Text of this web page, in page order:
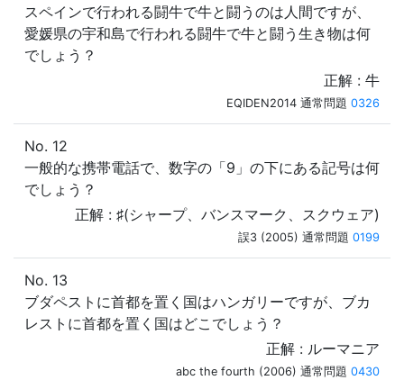
スペインで行われる闘牛で牛と闘うのは人間ですが、
愛媛県の宇和島で行われる闘牛で牛と闘う生き物は何
でしょう？
正解 : 牛
EQIDEN2014 通常問題 0326
No. 12
一般的な携帯電話で、数字の「9」の下にある記号は何
でしょう？
正解 : ♯(シャープ、バンスマーク、スクウェア)
誤3 (2005) 通常問題 0199
No. 13
ブダペストに首都を置く国はハンガリーですが、ブカ
レストに首都を置く国はどこでしょう？
正解 : ルーマニア
abc the fourth (2006) 通常問題 0430